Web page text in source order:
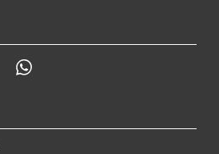
Telegram